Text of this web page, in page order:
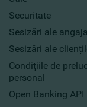
Securitate
Sesizări ale
Sesizări ale
Condițiile de
personal
Open Banking API